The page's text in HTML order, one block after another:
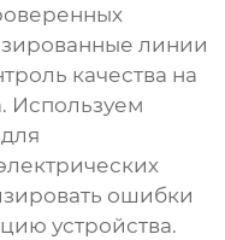
линии
качества на
Используем
ошибки
устройства.